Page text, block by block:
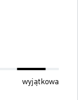
wyjątkowa